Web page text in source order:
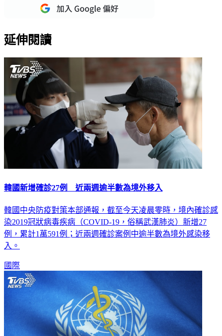
延伸閱讀
韓國新增確診27例 近兩週逾半數為境外移入
韓國中央防疫對策本部通報，截至今天凌晨零時，境內確診感
染2019冠狀病毒疾病（COVID-19，俗稱武漢肺炎）新增27
例，累計1萬591例；近兩週確診案例中逾半數為境外感染移
入。
國際